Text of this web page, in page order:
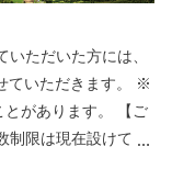
ていただきます。 ※
あります。 【ご
限は現在設けてお